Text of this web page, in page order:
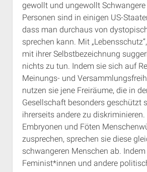
gewollt und ungewollt Schwangere
Personen sind in einigen US-
dass man durchaus von
sprechen kann. Mit
mit ihrer Selbstbezeichnung
nichts zu tun. Indem sie sich auf
Meinungs- und
nutzen sie jene Freiräume, die in
Gesellschaft besonders geschützt
ihrerseits andere zu
Embryonen und Föten
zusprechen, sprechen sie diese
schwangeren Menschen ab. Indem
Feminist*innen und andere